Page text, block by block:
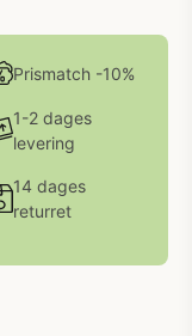
Prismatch -10%
1-2 dages
levering
14 dages
returret